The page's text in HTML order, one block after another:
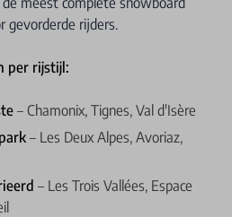
gevorderde rijders.
per rijstijl:
– Chamonix, Tignes, Val d'Isère
– Les Deux Alpes, Avoriaz,
– Les Trois Vallées, Espace